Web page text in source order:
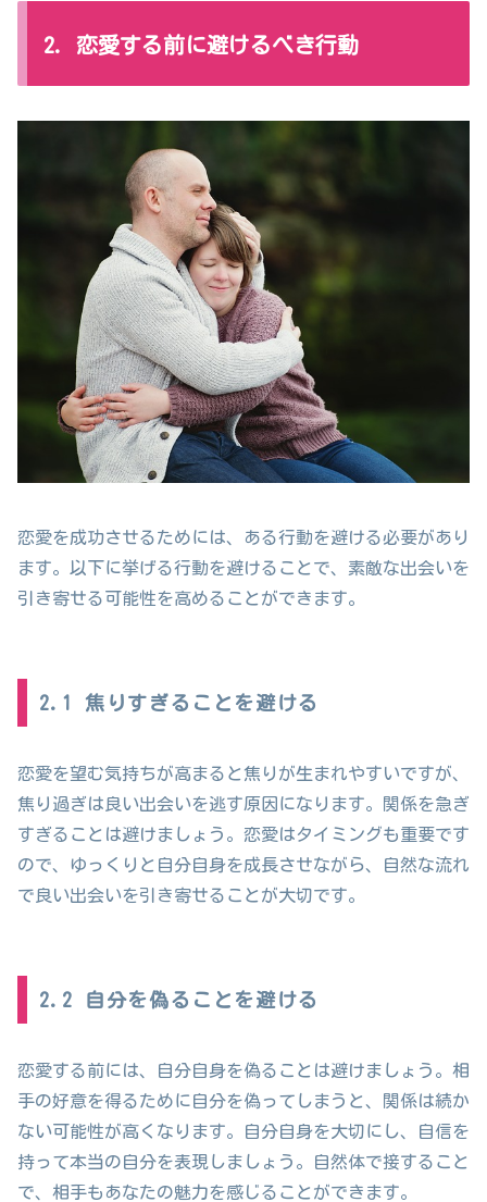
2. 恋愛する前に避けるべき行動
恋愛を成功させるためには、ある行動を避ける必要があり
ます。以下に挙げる行動を避けることで、素敵な出会いを
引き寄せる可能性を高めることができます。
2.1 焦りすぎることを避ける
恋愛を望む気持ちが高まると焦りが生まれやすいですが、
焦り過ぎは良い出会いを逃す原因になります。関係を急ぎ
すぎることは避けましょう。恋愛はタイミングも重要です
ので、ゆっくりと自分自身を成長させながら、自然な流れ
で良い出会いを引き寄せることが大切です。
2.2 自分を偽ることを避ける
恋愛する前には、自分自身を偽ることは避けましょう。相
手の好意を得るために自分を偽ってしまうと、関係は続か
ない可能性が高くなります。自分自身を大切にし、自信を
持って本当の自分を表現しましょう。自然体で接すること
で、相手もあなたの魅力を感じることができます。